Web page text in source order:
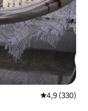
4,9 de uma
4,9 (330)